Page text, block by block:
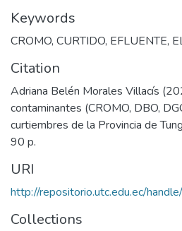
Keywords
CROMO, CURTIDO, EFLUENTE,
Citation
Adriana Belén Morales Villacís
contaminantes (CROMO, DBO,
curtiembres de la Provincia de
90 p.
URI
http://repositorio.utc.edu.ec/
Collections